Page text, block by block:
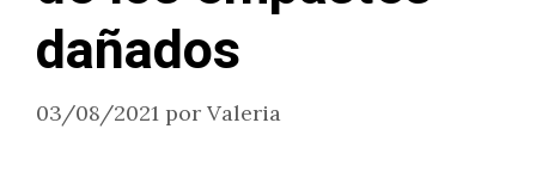
dañados
03/08/2021 por Valeria